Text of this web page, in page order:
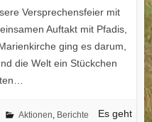
Versprechensfeier mit
Auftakt mit Pfadis,
ging es darum,
die Welt ein Stückchen
Aktionen, Berichte
Es geht